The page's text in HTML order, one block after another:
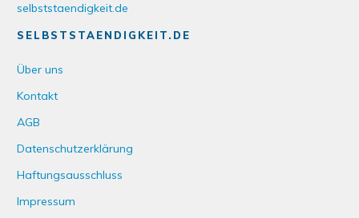
selbststaendigkeit.de
SELBSTSTAENDIGKEIT.DE
Über uns
Kontakt
AGB
Datenschutzerklärung
Haftungsausschluss
Impressum